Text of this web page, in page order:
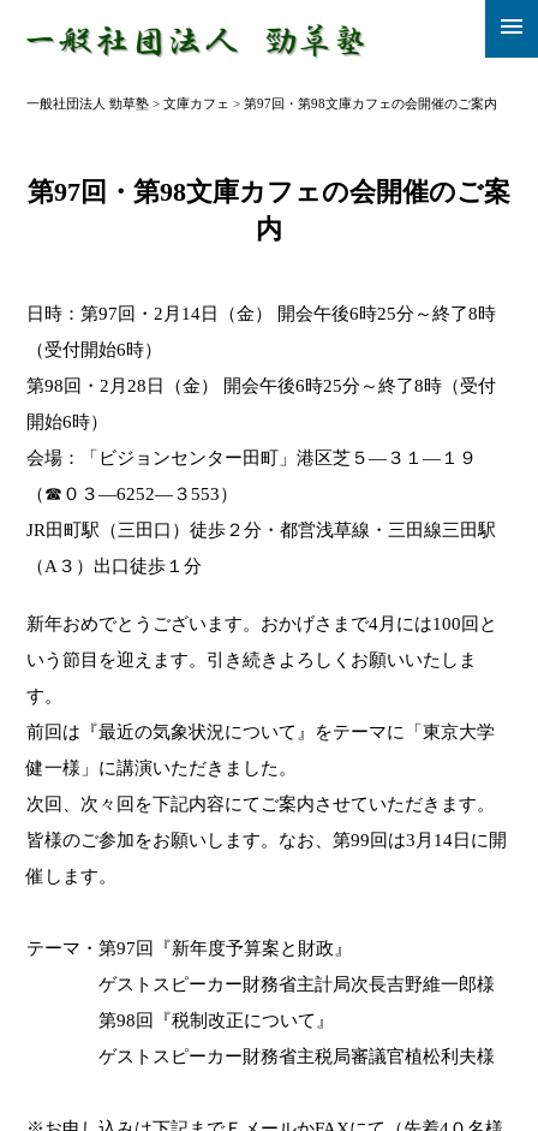
menu
一般社団法人 勁草塾 >文庫カフェ >第97回・第98文庫カフェの会開催のご案内
第97回・第98文庫カフェの会開催のご案
内
日時：第97回・2月14日（金） 開会午後6時25分～終了8時
（受付開始6時）
第98回・2月28日（金） 開会午後6時25分～終了8時（受付
開始6時）
会場：「ビジョンセンター田町」港区芝５―３１―１９
（☎０３―6252―３553）
JR田町駅（三田口）徒歩２分・都営浅草線・三田線三田駅
（A３）出口徒歩１分
新年おめでとうございます。おかげさまで4月には100回と
いう節目を迎えます。引き続きよろしくお願いいたしま
す。
前回は『最近の気象状況について』をテーマに「東京大学
健一様」に講演いただきました。
次回、次々回を下記内容にてご案内させていただきます。
皆様のご参加をお願いします。なお、第99回は3月14日に開
催します。
テーマ・第97回『新年度予算案と財政』
ゲストスピーカー財務省主計局次長吉野維一郎様
第98回『税制改正について』
ゲストスピーカー財務省主税局審議官植松利夫様